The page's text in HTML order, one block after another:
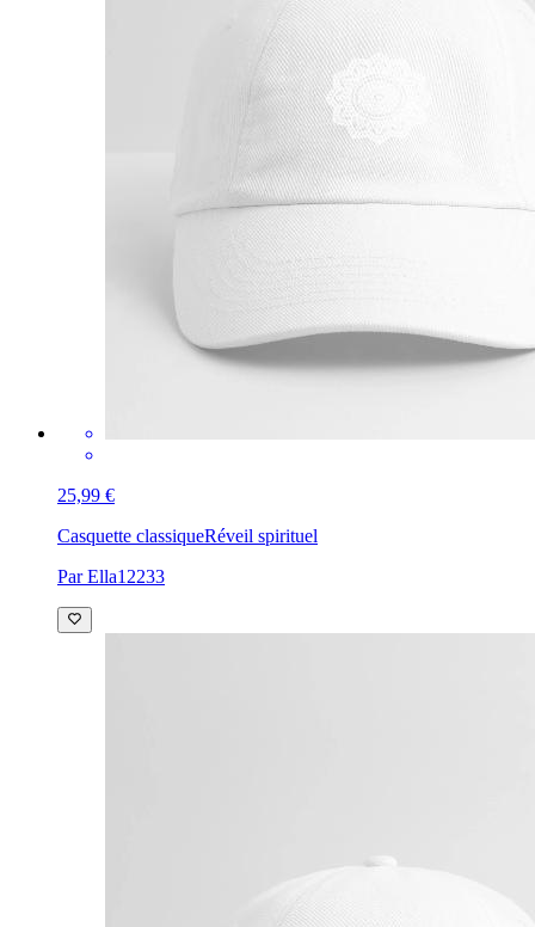
25,99 €
Casquette classiqueRéveil spirituel
Par Ella12233